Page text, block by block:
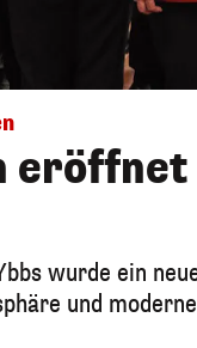
wurde ein
und